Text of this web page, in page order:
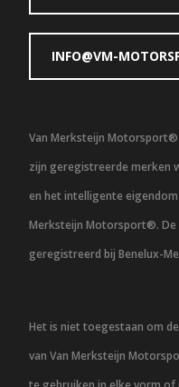
INFO@VM-
Van Merksteijn
zijn geregistreerde merken
en het intelligente
Merksteijn Motorsport®. De
geregistreerd bij Benelux-
Het is niet toegestaan om
van Van Merksteijn